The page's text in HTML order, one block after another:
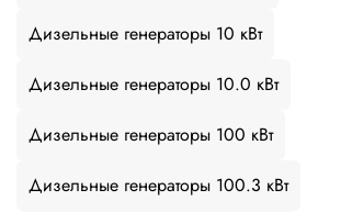
Дизельные генераторы 10 кВт
Дизельные генераторы 10.0 кВт
Дизельные генераторы 100 кВт
Дизельные генераторы 100.3 кВт